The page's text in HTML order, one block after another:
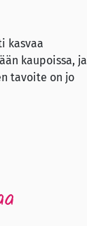
kasvaa
kaupoissa, ja
tavoite on jo